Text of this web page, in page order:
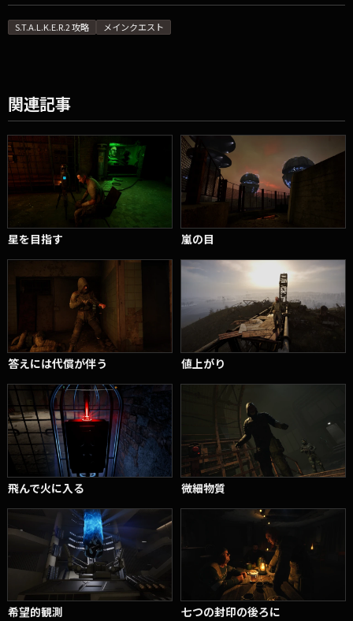
S.T.A.L.K.E.R.2 攻略 メインクエスト
関連記事
星を目指す 嵐の目
答えには代償が伴う 値上がり
飛んで火に入る 微細物質
希望的観測 七つの封印の後ろに